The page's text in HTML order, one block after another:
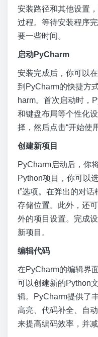
安装路径和其他设置
过程。等待安装程序
要一些时间。
启动PyCharm
安装完成后，你可以
到PyCharm的快捷方
harm。首次启动时，
和键盘布局等个性化
择，然后点击“开始使
创建新项目
PyCharm启动后，你
Python项目，你可以
t”选项。在弹出的对
存储位置。此外，还
外的项目设置。完成
新项目。
编辑代码
在PyCharm的编辑界
可以创建新的Python
辑。PyCharm提供了
高亮、代码补全、自
来提高编码效率，并